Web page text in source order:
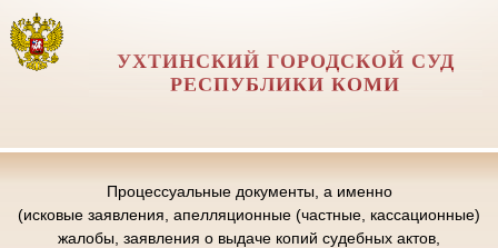
УХТИНСКИЙ ГОРОДСКОЙ СУД
РЕСПУБЛИКИ КОМИ
Процессуальные документы, а именно
(исковые заявления, апелляционные (частные, кассационные)
жалобы, заявления о выдаче копий судебных актов,